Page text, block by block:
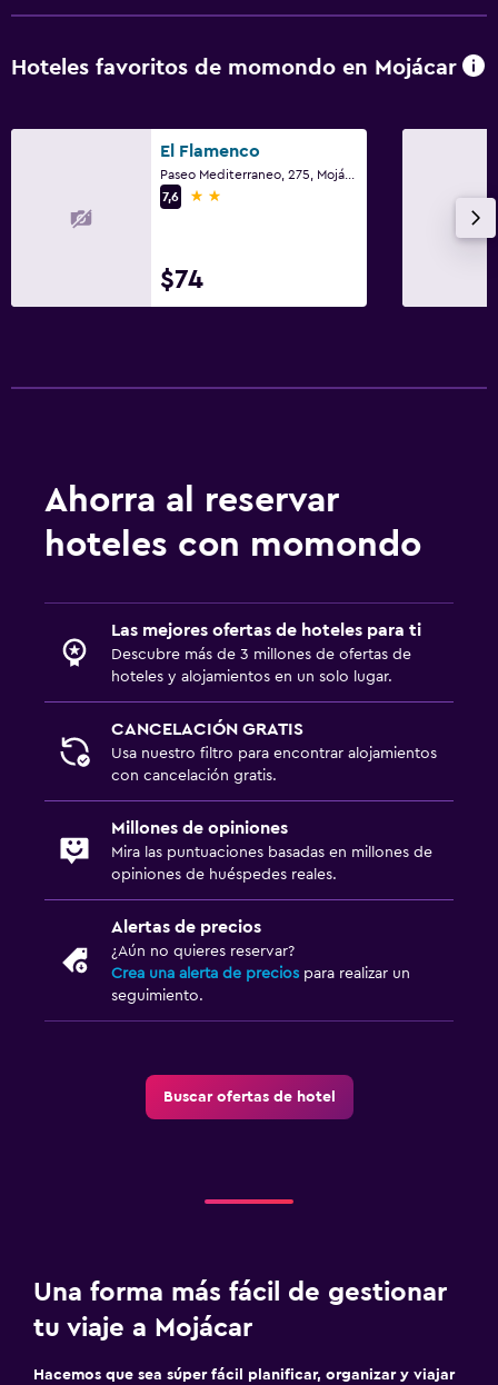
Tendedero
Hoteles favoritos de momondo en Mojácar
El Flamenco
7,6
2 estrellas
$74
Ahorra al reservar
hoteles con momondo
Las mejores ofertas de hoteles para ti
Descubre más de 3 millones de ofertas de
hoteles y alojamientos en un solo lugar.
CANCELACIÓN GRATIS
Usa nuestro filtro para encontrar alojamientos
con cancelación gratis.
Millones de opiniones
Mira las puntuaciones basadas en millones de
opiniones de huéspedes reales.
Alertas de precios
¿Aún no quieres reservar?
Crea una alerta de precios para realizar un
seguimiento.
Buscar ofertas de hotel
Una forma más fácil de gestionar
tu viaje a Mojácar
Hacemos que sea súper fácil planificar, organizar y viajar